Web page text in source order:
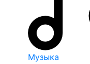
Музыка